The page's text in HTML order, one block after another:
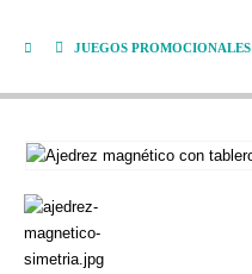
JUEGOS PROMOCIONALES